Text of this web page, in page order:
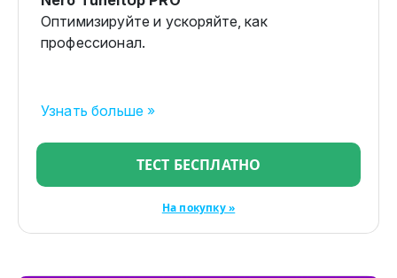
Оптимизируйте и ускоряйте, как
профессионал.
Узнать больше »
ТЕСТ БЕСПЛАТНО
На покупку »